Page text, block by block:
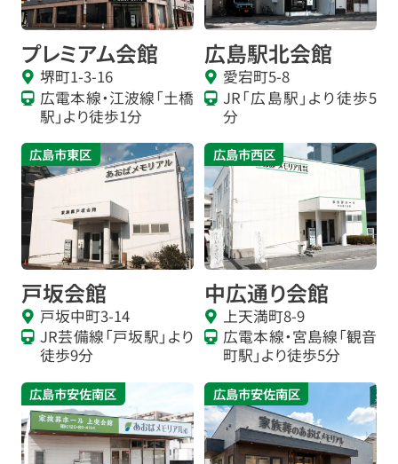
プレミアム会館
堺町1-3-16
広電本線・江波線「土橋
駅」より徒歩1分
広島駅北会館
愛宕町5-8
JR「広島駅」より徒歩5
分
広島市東区
戸坂会館
戸坂中町3-14
JR芸備線「戸坂駅」より
徒歩9分
広島市西区
中広通り会館
上天満町8-9
広電本線・宮島線「観音
町駅」より徒歩5分
広島市安佐南区 広島市安佐南区